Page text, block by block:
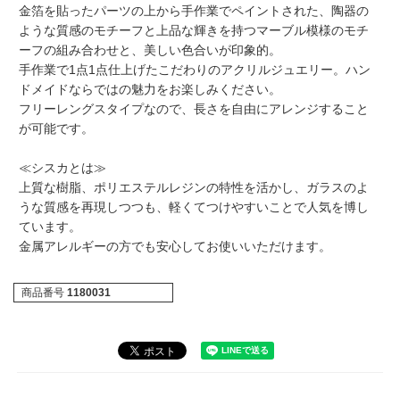
金箔を貼ったパーツの上から手作業でペイントされた、陶器の
ような質感のモチーフと上品な輝きを持つマーブル模様のモチ
ーフの組み合わせと、美しい色合いが印象的。
手作業で1点1点仕上げたこだわりのアクリルジュエリー。ハン
ドメイドならではの魅力をお楽しみください。
フリーレングスタイプなので、長さを自由にアレンジすること
が可能です。
≪シスカとは≫
上質な樹脂、ポリエステルレジンの特性を活かし、ガラスのよ
うな質感を再現しつつも、軽くてつけやすいことで人気を博し
ています。
金属アレルギーの方でも安心してお使いいただけます。
商品番号 1180031